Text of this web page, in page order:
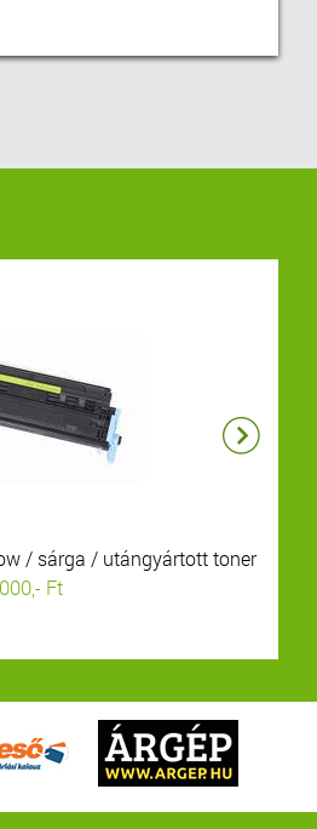
/ sárga / utángyártott toner
Ft